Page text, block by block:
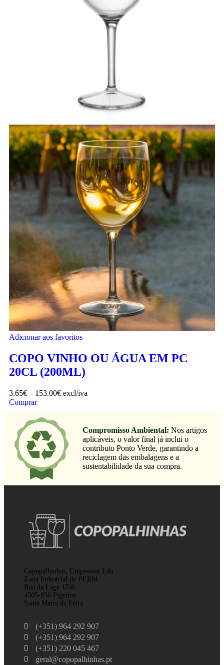
Adicionar aos favoritos
COPO VINHO OU ÁGUA EM PC
20CL (200ML)
3.65€ – 153.00€ excl/iva
Comprar
Compromisso Ambiental: Nos artigos
aplicáveis, o valor final já inclui o
contributo Ponto Verde, garantindo a
reciclagem das embalagens e a
sustentabilidade da sua compra.
Copopalhinhas, Unipessoal Lda
Zona Industrial do PERM
Rua da Lage 1746
4505-856 Pigeiros
Santa Maria da Feira
(+351) 964 292 907
(+351) 964 292 907
(+351) 220 045 467
geral@copopalhinhas.pt